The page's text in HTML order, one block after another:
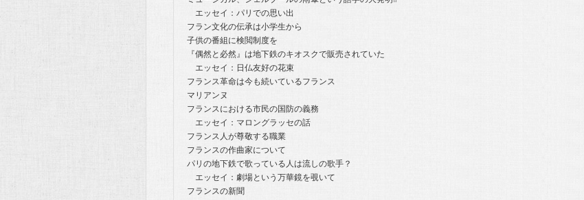
エッセイ：パリでの思い出
フラン文化の伝承は小学生から
子供の番組に検閲制度を
『偶然と必然』は地下鉄のキオスクで販売されていた
エッセイ：日仏友好の花束
フランス革命は今も続いているフランス
マリアンヌ
フランスにおける市民の国防の義務
エッセイ：マロングラッセの話
フランス人が尊敬する職業
フランスの作曲家について
パリの地下鉄で歌っている人は流しの歌手？
エッセイ：劇場という万華鏡を覗いて
フランスの新聞